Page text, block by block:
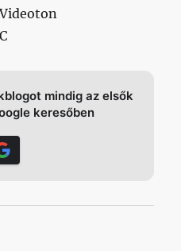
mindig az elsők
keresőben